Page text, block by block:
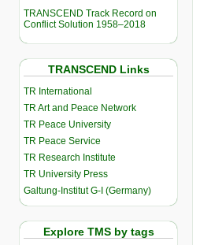
TRANSCEND Track Record on
Conflict Solution 1958–2018
TRANSCEND Links
TR International
TR Art and Peace Network
TR Peace University
TR Peace Service
TR Research Institute
TR University Press
Galtung-Institut G-I (Germany)
Explore TMS by tags